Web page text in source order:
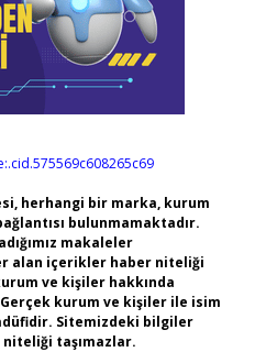
herhangi bir marka, kurum
bulunmamaktadır.
makaleler
alan içerikler haber niteliği
ve kişiler hakkında
kurum ve kişiler ile isim
Sitemizdeki bilgiler
taşımazlar.